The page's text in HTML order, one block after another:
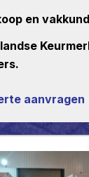
en
aanvragen